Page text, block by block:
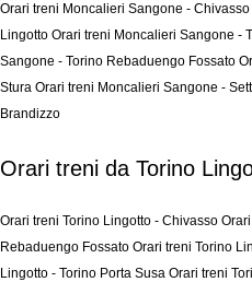
Orari treni Moncalieri Sangone - Chivasso
Lingotto Orari treni Moncalieri Sangone -
Sangone - Torino Rebaduengo Fossato
Stura Orari treni Moncalieri Sangone -
Brandizzo
Orari treni da Torino
Orari treni Torino Lingotto - Chivasso
Rebaduengo Fossato Orari treni Torino
Lingotto - Torino Porta Susa Orari treni